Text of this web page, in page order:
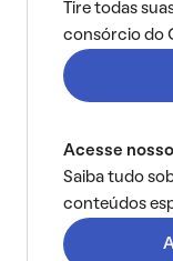
Tire todas
consórcio do
Acesse
Saiba tudo
conteúdos